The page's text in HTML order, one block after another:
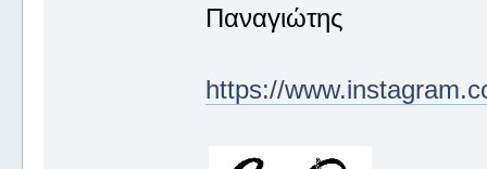
Παναγιώτης
https://